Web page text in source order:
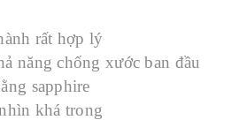
rất hợp lý
năng chống xước ban đầu
sapphire
khá trong